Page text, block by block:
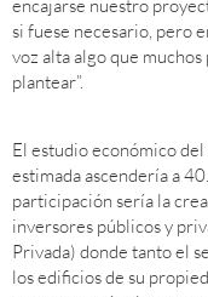
encajarse nuestro
si fuese necesario, pero
voz alta algo que
plantear”.
El estudio económico
estimada ascendería a
participación sería la
inversores públicos y
Privada) donde tanto el
los edificios de su